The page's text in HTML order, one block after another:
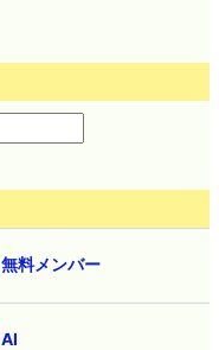
無料メンバー
AI